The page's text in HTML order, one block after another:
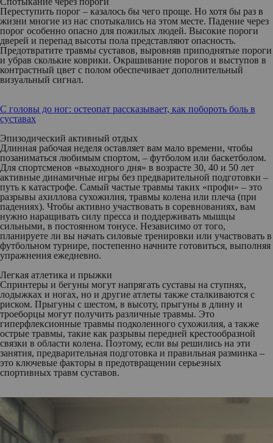
Переступить порог – казалось бы чего проще. Но хотя бы раз в
жизни многие из нас спотыкались на этом месте. Падение через
порог особенно опасно для пожилых людей. Высокие пороги
дверей и перепад высоты пола представляют опасность.
Предотвратите травмы суставов, выровняв приподнятые пороги
и убрав сколькие коврики. Окрашивание порогов и выступов в
контрастный цвет с полом обеспечивает дополнительный
визуальный сигнал.
С головы до ног: остеопат рассказывает, как побороть боль в
суставах
Эпизодический активный отдых
Длинная рабочая неделя оставляет вам мало времени, чтобы
позаниматься любимым спортом, – футболом или баскетболом.
Для спортсменов «выходного дня» в возрасте 30, 40 и 50 лет
активные динамичные игры без предварительной подготовки ­–
путь к катастрофе. Самый частые травмы таких «профи» – это
разрывы ахиллова сухожилия, травмы колена или плеча (при
падениях). Чтобы активно участвовать в соревнованиях, вам
нужно наращивать силу пресса и поддерживать мышцы
сильными, в постоянном тонусе. Независимо от того,
планируете ли вы начать силовые тренировки или участвовать в
футбольном турнире, постепенно начните готовиться, выполняя
упражнения ежедневно.
Легкая атлетика и прыжки
Спринтеры и бегуны могут напрягать суставы на ступнях,
лодыжках и ногах, но и другие атлеты также сталкиваются с
риском. Прыгуны с шестом, в высоту, прыгуны в длину и
троеборцы могут получить различные травмы. Это
гиперфлексионные травмы подколенного сухожилия, а также
острые травмы, такие как разрывы передней крестообразной
связки в области колена. Поэтому, если вы решились на эти
занятия, предварительная подготовка и правильная разминка –
это ключевые факторы в предотвращении серьезных
спортивных травм суставов.